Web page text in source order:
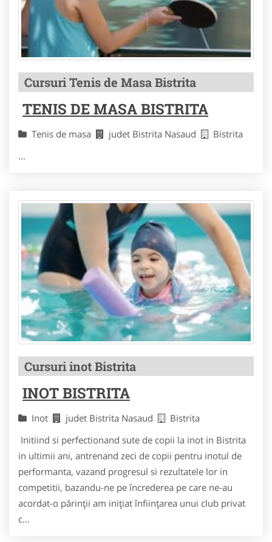
Cursuri Tenis de Masa Bistrita
TENIS DE MASA BISTRITA
Tenis de masa judet Bistrita Nasaud
Bistrita
...
Cursuri inot Bistrita
INOT BISTRITA
Inot judet Bistrita Nasaud
Bistrita
Initiind si perfectionand sute de copii la inot in Bistrita
in ultimii ani, antrenand zeci de copii pentru inotul de
performanta, vazand progresul si rezultatele lor in
competitii, bazandu-ne pe încrederea pe care ne-au
acordat-o părinţii am iniţiat înfiinţarea unui club privat
c...